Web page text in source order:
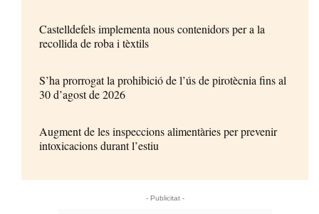
Castelldefels implementa nous contenidors per a la
recollida de roba i tèxtils
S’ha prorrogat la prohibició de l’ús de pirotècnia fins al
30 d’agost de 2026
Augment de les inspeccions alimentàries per prevenir
intoxicacions durant l’estiu
- Publicitat -